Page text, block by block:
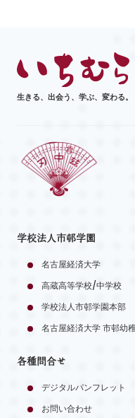
生きる、出会う、学ぶ、変わる。
学校法人市邨学園
名古屋経済大学
高蔵高等学校/中学校
学校法人市邨学園本部
名古屋経済大学 市邨幼
各種問合せ
デジタルパンフレット
お問い合わせ